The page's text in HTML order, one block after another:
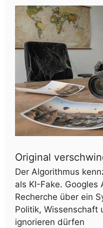
Original
Der Algorithmus
als KI-Fake. Googles
Recherche über ein
Politik, Wissenschaft
ignorieren dürfen